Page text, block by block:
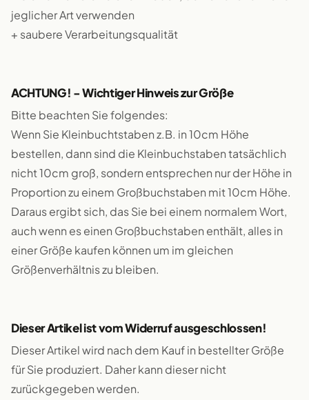
jeglicher Art verwenden
+ saubere Verarbeitungsqualität
ACHTUNG! - Wichtiger Hinweis zur Größe
Bitte beachten Sie folgendes:
Wenn Sie Kleinbuchtstaben z.B. in 10cm Höhe
bestellen, dann sind die Kleinbuchstaben tatsächlich
nicht 10cm groß, sondern entsprechen nur der Höhe in
Proportion zu einem Großbuchstaben mit 10cm Höhe.
Daraus ergibt sich, das Sie bei einem normalem Wort,
auch wenn es einen Großbuchstaben enthält, alles in
einer Größe kaufen können um im gleichen
Größenverhältnis zu bleiben.
Dieser Artikel ist vom Widerruf ausgeschlossen!
Dieser Artikel wird nach dem Kauf in bestellter Größe
für Sie produziert. Daher kann dieser nicht
zurückgegeben werden.